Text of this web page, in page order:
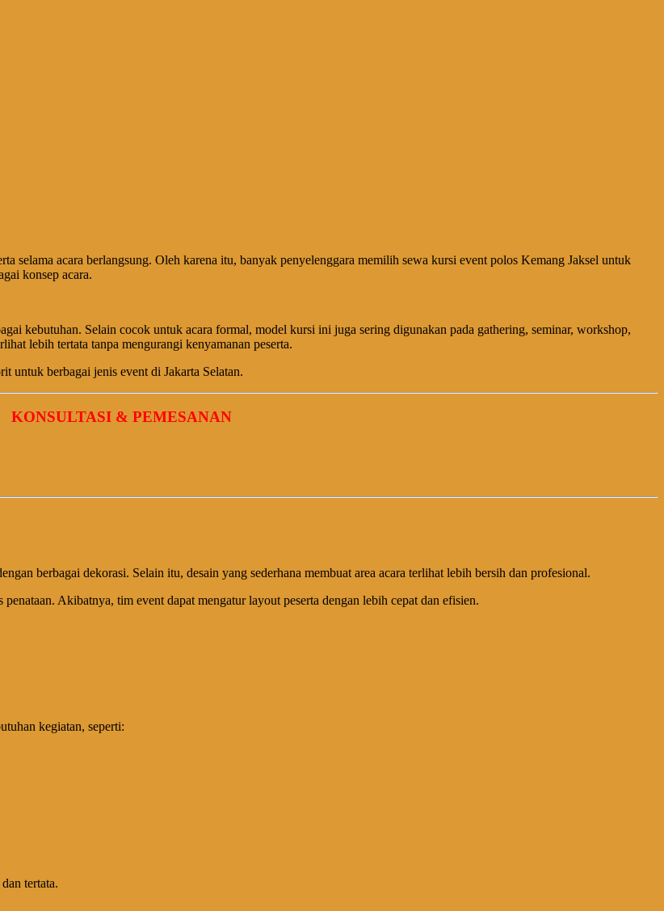
selama acara berlangsung. Oleh karena itu, banyak penyelenggara memilih sewa kursi event polos Kemang Jaksel untuk
konsep acara.
kebutuhan. Selain cocok untuk acara formal, model kursi ini juga sering digunakan pada gathering, seminar, workshop,
lebih tertata tanpa mengurangi kenyamanan peserta.
untuk berbagai jenis event di Jakarta Selatan.
KONSULTASI & PEMESANAN
berbagai dekorasi. Selain itu, desain yang sederhana membuat area acara terlihat lebih bersih dan profesional.
Akibatnya, tim event dapat mengatur layout peserta dengan lebih cepat dan efisien.
kegiatan, seperti:
tertata.